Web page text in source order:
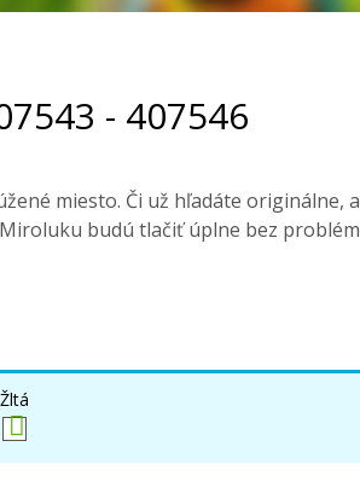
- 407546
miesto. Či už hľadáte originálne,
budú tlačiť úplne bez
Žltá